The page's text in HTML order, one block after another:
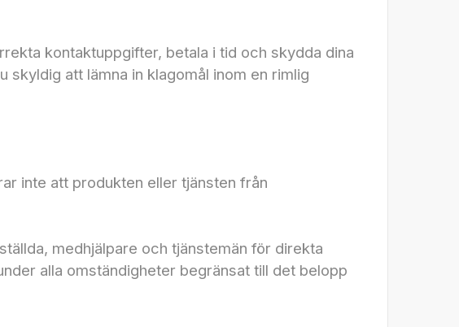
kontaktuppgifter, betala i tid och skydda dina
skyldig att lämna in klagomål inom en rimlig
inte att produkten eller tjänsten från
medhjälpare och tjänstemän för direkta
alla omständigheter begränsat till det belopp